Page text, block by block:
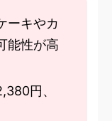
ーキやカ
能性が高
円、